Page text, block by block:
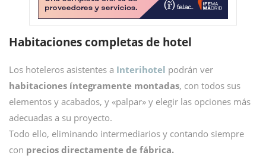
Habitaciones completas de hotel
Los hoteleros asistentes a Interihotel podrán ver
habitaciones íntegramente montadas, con todos sus
elementos y acabados, y «palpar» y elegir las opciones más
adecuadas a su proyecto.
Todo ello, eliminando intermediarios y contando siempre
con precios directamente de fábrica.